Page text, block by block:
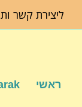
ליצירת קשר
ראשי